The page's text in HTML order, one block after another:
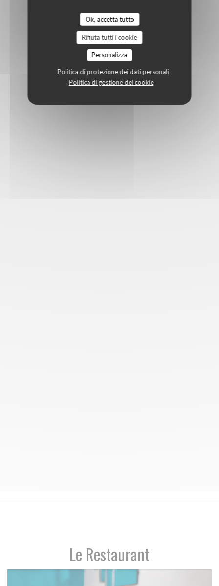
Ok, accetta tutto
Rifiuta tutti i cookie
Personalizza
Politica di protezione dei dati personali
Politica di gestione dei cookie
Le Restaurant